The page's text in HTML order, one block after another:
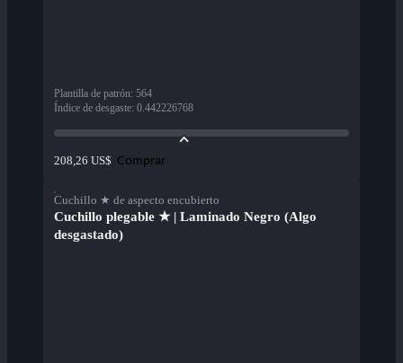
Plantilla de patrón: 564
Índice de desgaste: 0.442226768
208,26 US$ Comprar
Cuchillo ★ de aspecto encubierto
Cuchillo plegable ★ | Laminado Negro (Algo
desgastado)